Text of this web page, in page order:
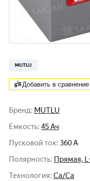
MUTLU
Добавить в сравнение
Бренд: MUTLU
Емкость: 45 Ач
Пусковой ток: 360 A
Полярность: Прямая,
Технология: Ca/Ca